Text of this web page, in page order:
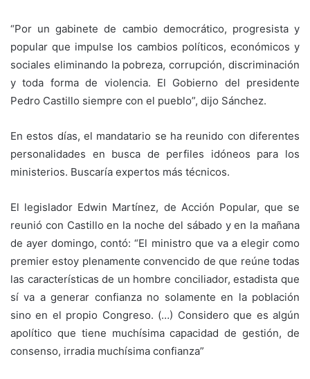
“Por un gabinete de cambio democrático, progresista y
popular que impulse los cambios políticos, económicos y
sociales eliminando la pobreza, corrupción, discriminación
y toda forma de violencia. El Gobierno del presidente
Pedro Castillo siempre con el pueblo”, dijo Sánchez.
En estos días, el mandatario se ha reunido con diferentes
personalidades en busca de perfiles idóneos para los
ministerios. Buscaría expertos más técnicos.
El legislador Edwin Martínez, de Acción Popular, que se
reunió con Castillo en la noche del sábado y en la mañana
de ayer domingo, contó: “El ministro que va a elegir como
premier estoy plenamente convencido de que reúne todas
las características de un hombre conciliador, estadista que
sí va a generar confianza no solamente en la población
sino en el propio Congreso. (…) Considero que es algún
apolítico que tiene muchísima capacidad de gestión, de
consenso, irradia muchísima confianza”